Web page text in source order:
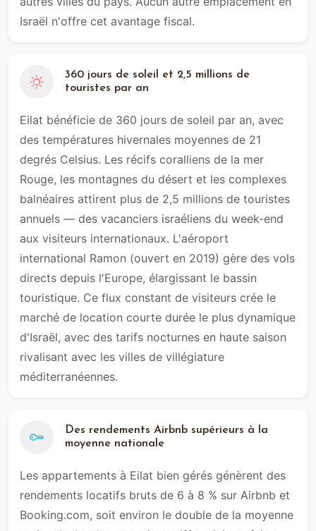
Israël n'offre cet avantage fiscal.
360 jours de soleil et 2,5 millions de
touristes par an
Eilat bénéficie de 360 jours de soleil par an, avec
des températures hivernales moyennes de 21
degrés Celsius. Les récifs coralliens de la mer
Rouge, les montagnes du désert et les complexes
balnéaires attirent plus de 2,5 millions de touristes
annuels — des vacanciers israéliens du week-end
aux visiteurs internationaux. L'aéroport
international Ramon (ouvert en 2019) gère des vols
directs depuis l'Europe, élargissant le bassin
touristique. Ce flux constant de visiteurs crée le
marché de location courte durée le plus dynamique
d'Israël, avec des tarifs nocturnes en haute saison
rivalisant avec les villes de villégiature
méditerranéennes.
Des rendements Airbnb supérieurs à la
moyenne nationale
Les appartements à Eilat bien gérés génèrent des
rendements locatifs bruts de 6 à 8 % sur Airbnb et
Booking.com, soit environ le double de la moyenne